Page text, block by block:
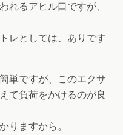
れるアヒル口ですが、
レとしては、ありです
単ですが、このエクサ
て負荷をかけるのが良
りますから。